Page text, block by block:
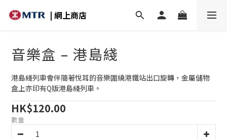
| 網上商店
音樂盒 – 港島綫
港島綫列車會伴隨著悅耳的音樂圍繞港鐵站出口旋轉，金屬儲物
盒上亦印有Q版港島綫列車。
HK$120.00
數量